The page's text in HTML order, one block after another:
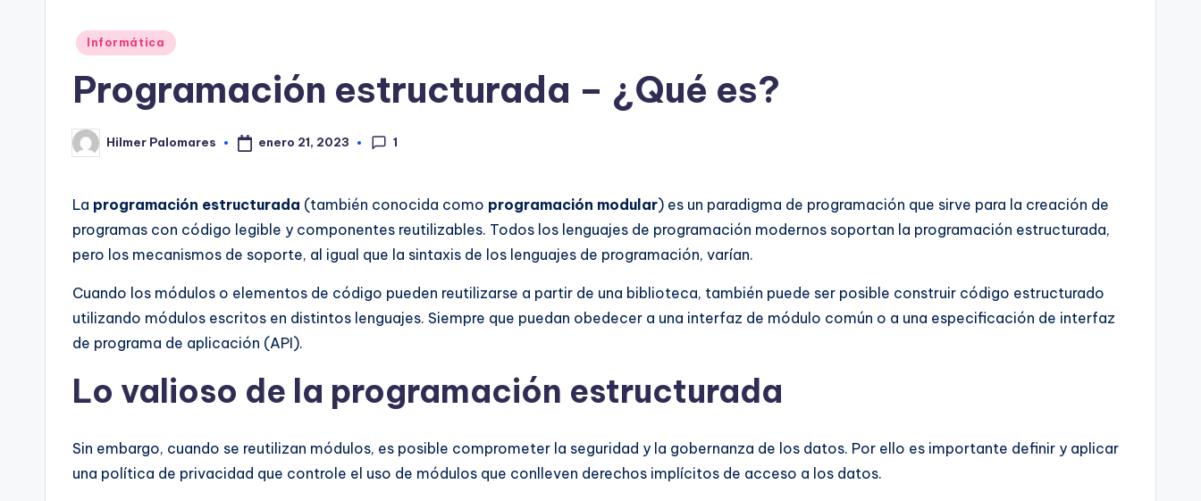
Publicado
Informática
Programación estructurada – ¿Qué es?
Publicado
por
Hilmer Palomares enero 21, 2023 1
La programación estructurada (también conocida como programación modular) es un paradigma de programación que sirve para la creación de
programas con código legible y componentes reutilizables. Todos los lenguajes de programación modernos soportan la programación estructurada,
pero los mecanismos de soporte, al igual que la sintaxis de los lenguajes de programación, varían.
Cuando los módulos o elementos de código pueden reutilizarse a partir de una biblioteca, también puede ser posible construir código estructurado
utilizando módulos escritos en distintos lenguajes. Siempre que puedan obedecer a una interfaz de módulo común o a una especificación de interfaz
de programa de aplicación (API).
Lo valioso de la programación estructurada
Sin embargo, cuando se reutilizan módulos, es posible comprometer la seguridad y la gobernanza de los datos. Por ello es importante definir y aplicar
una política de privacidad que controle el uso de módulos que conlleven derechos implícitos de acceso a los datos.